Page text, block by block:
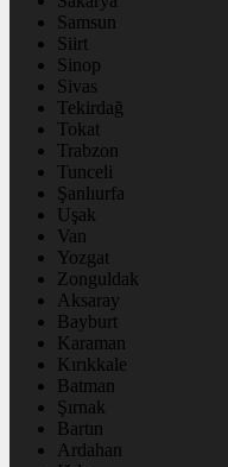
Samsun
Siirt
Sinop
Sivas
Tekirdağ
Tokat
Trabzon
Tunceli
Şanlıurfa
Uşak
Van
Yozgat
Zonguldak
Aksaray
Bayburt
Karaman
Kırıkkale
Batman
Şırnak
Bartın
Ardahan